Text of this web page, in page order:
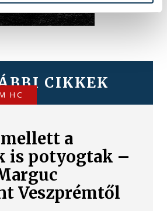
CIKKEK
HC
a
is potyogtak –
Veszprémtől